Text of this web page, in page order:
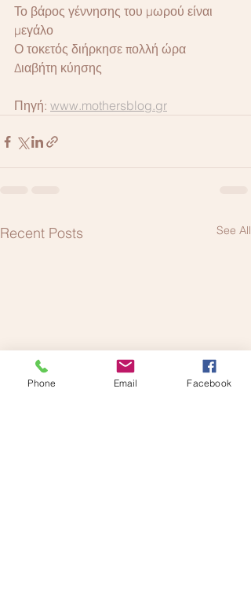
Το βάρος γέννησης του μωρού είναι
μεγάλο
Ο τοκετός διήρκησε πολλή ώρα
Διαβήτη κύησης
Πηγή: www.mothersblog.gr
Recent Posts See All
Phone Email Facebook